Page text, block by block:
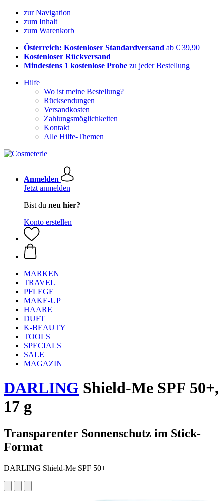
zur Navigation
zum Inhalt
zum Warenkorb
Österreich: Kostenloser Standardversand ab € 39,90
Kostenloser Rückversand
Mindestens 1 kostenlose Probe zu jeder Bestellung
Hilfe
Wo ist meine Bestellung?
Rücksendungen
Versandkosten
Zahlungsmöglichkeiten
Kontakt
Alle Hilfe-Themen
Anmelden
Jetzt anmelden
Bist du neu hier?
Konto erstellen
MARKEN
TRAVEL
PFLEGE
MAKE-UP
HAARE
DUFT
K-BEAUTY
TOOLS
SPECIALS
SALE
MAGAZIN
DARLING Shield-Me SPF 50+,
17 g
Transparenter Sonnenschutz im Stick-
Format
DARLING Shield-Me SPF 50+